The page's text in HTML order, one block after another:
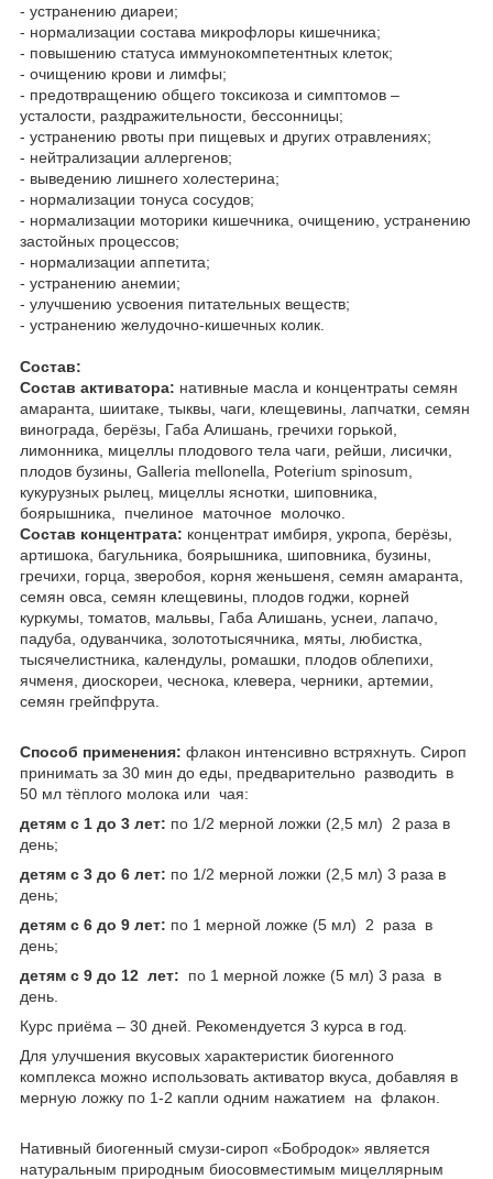
- устранению диареи;
- нормализации состава микрофлоры кишечника;
- повышению статуса иммунокомпетентных клеток;
- очищению крови и лимфы;
- предотвращению общего токсикоза и симптомов –
усталости, раздражительности, бессонницы;
- устранению рвоты при пищевых и других отравлениях;
- нейтрализации аллергенов;
- выведению лишнего холестерина;
- нормализации тонуса сосудов;
- нормализации моторики кишечника, очищению, устранению
застойных процессов;
- нормализации аппетита;
- устранению анемии;
- улучшению усвоения питательных веществ;
- устранению желудочно-кишечных колик.
Состав:
Состав активатора: нативные масла и концентраты семян
амаранта, шиитаке, тыквы, чаги, клещевины, лапчатки, семян
винограда, берёзы, Габа Алишань, гречихи горькой,
лимонника, мицеллы плодового тела чаги, рейши, лисички,
плодов бузины, Galleria mellonella, Poterium spinosum,
кукурузных рылец, мицеллы яснотки, шиповника,
боярышника, пчелиное маточное молочко.
Состав концентрата: концентрат имбиря, укропа, берёзы,
артишока, багульника, боярышника, шиповника, бузины,
гречихи, горца, зверобоя, корня женьшеня, семян амаранта,
семян овса, семян клещевины, плодов годжи, корней
куркумы, томатов, мальвы, Габа Алишань, уснеи, лапачо,
падуба, одуванчика, золототысячника, мяты, любистка,
тысячелистника, календулы, ромашки, плодов облепихи,
ячменя, диоскореи, чеснока, клевера, черники, артемии,
семян грейпфрута.
Способ применения: флакон интенсивно встряхнуть. Сироп
принимать за 30 мин до еды, предварительно разводить в
50 мл тёплого молока или чая:
детям с 1 до 3 лет: по 1/2 мерной ложки (2,5 мл) 2 раза в
день;
детям с 3 до 6 лет: по 1/2 мерной ложки (2,5 мл) 3 раза в
день;
детям с 6 до 9 лет: по 1 мерной ложке (5 мл) 2 раза в
день;
детям с 9 до 12 лет:
по 1 мерной ложке (5 мл) 3 раза в
день.
Курс приёма – 30 дней. Рекомендуется 3 курса в год.
Для улучшения вкусовых характеристик биогенного
комплекса можно использовать активатор вкуса, добавляя в
мерную ложку по 1-2 капли одним нажатием на флакон.
Нативный биогенный смузи-сироп «Бобродок» является
натуральным природным биосовместимым мицеллярным